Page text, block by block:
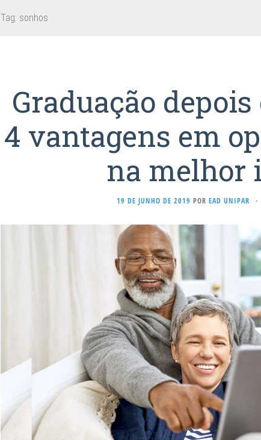
Tag: sonhos
Graduação depois
4 vantagens em
na melhor
19 DE JUNHO DE 2019 POR EAD UNIPAR ·